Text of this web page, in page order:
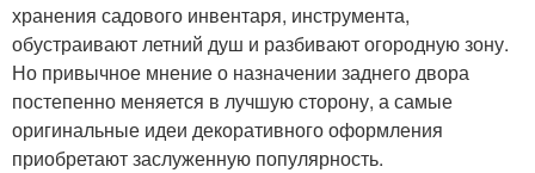
хранения садового инвентаря, инструмента,
обустраивают летний душ и разбивают огородную зону.
Но привычное мнение о назначении заднего двора
постепенно меняется в лучшую сторону, а самые
оригинальные идеи декоративного оформления
приобретают заслуженную популярность.